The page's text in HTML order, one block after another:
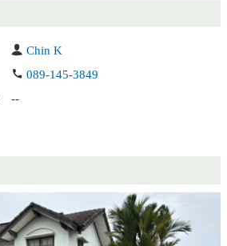
Chin K
089-145-3849
--